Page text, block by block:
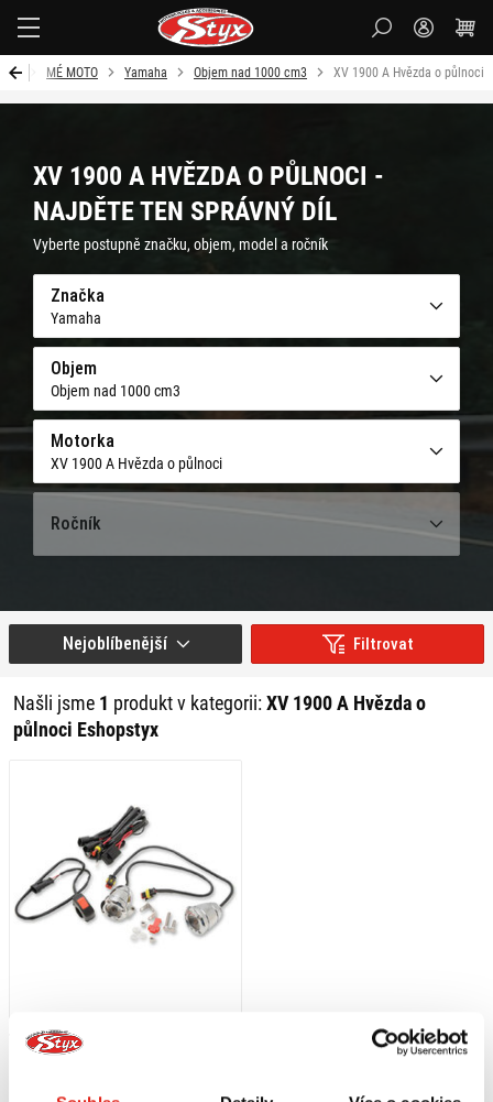
MÉ MOTO Yamaha Objem nad 1000 cm3 XV 1900 A Hvězda o půlnoci
XV 1900 A HVĚZDA O PŮLNOCI -
NAJDĚTE TEN SPRÁVNÝ DÍL
Vyberte postupně značku, objem, model a ročník
Značka
Yamaha
Objem
Objem nad 1000 cm3
Motorka
XV 1900 A Hvězda o půlnoci
Ročník
Filtrovat
Našli jsme 1 produkt v kategorii:XV 1900 A Hvězda o
půlnoci Eshopstyx
Nejoblíbenější
7 959 Kč s DPH